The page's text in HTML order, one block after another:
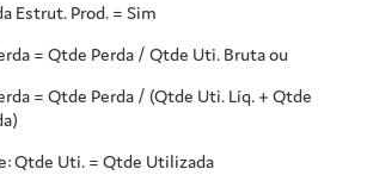
Estrut. Prod. = Sim
= Qtde Perda / Qtde Uti. Bruta ou
= Qtde Perda / (Qtde Uti. Líq. + Qtde
Qtde Uti. = Qtde Utilizada